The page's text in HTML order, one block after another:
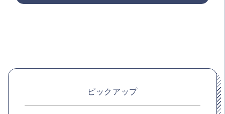
ピックアップ